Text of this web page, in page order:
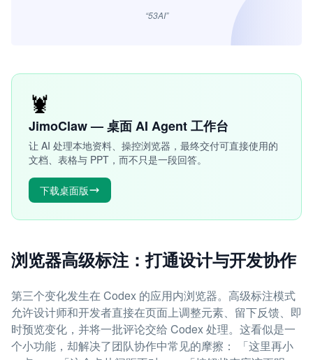
“53AI”
🦞
JimoClaw — 桌面 AI Agent 工作台
让 AI 处理本地资料、操控浏览器，最终交付可直接使用的
文档、表格与 PPT，而不只是一段回答。
下载桌面版
浏览器高级标注：打通设计与开发协作
第三个变化发生在 Codex 的应用内浏览器。高级标注模式
允许设计师和开发者直接在页面上调整元素、留下反馈、即
时预览变化，并将一批评论交给 Codex 处理。这看似是一
个小功能，却解决了团队协作中常见的摩擦： 「这里再小